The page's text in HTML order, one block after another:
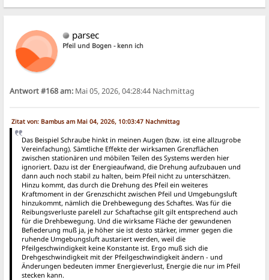
parsec
Pfeil und Bogen - kenn ich
Antwort #168 am: Mai 05, 2026, 04:28:44 Nachmittag
Zitat von: Bambus am Mai 04, 2026, 10:03:47 Nachmittag
Das Beispiel Schraube hinkt in meinen Augen (bzw. ist eine allzugrobe
Vereinfachung). Sämtliche Effekte der wirksamen Grenzflächen
zwischen stationären und möbilen Teilen des Systems werden hier
ignoriert. Dazu ist der Energieaufwand, die Drehung aufzubauen und
dann auch noch stabil zu halten, beim Pfeil nicht zu unterschätzen.
Hinzu kommt, das durch die Drehung des Pfeil ein weiteres
Kraftmoment in der Grenzschicht zwischen Pfeil und Umgebungsluft
hinzukommt, nämlich die Drehbewegung des Schaftes. Was für die
Reibungsverluste parelell zur Schaftachse gilt gilt entsprechend auch
für die Drehbewegung. Und die wirksame Fläche der gewundenen
Befiederung muß ja, je höher sie ist desto stärker, immer gegen die
ruhende Umgebungsluft austariert werden, weil die
Pfeilgeschwindigkeit keine Konstante ist. Ergo muß sich die
Drehgeschwindigkeit mit der Pfeilgeschwindigkeit ändern - und
Änderungen bedeuten immer Energieverlust, Energie die nur im Pfeil
stecken kann.